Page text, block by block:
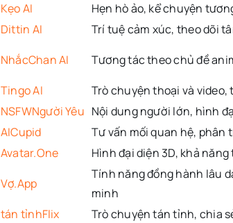
Kẹo AI Hẹn hò ảo, kể chuyện
Dittin AI Trí tuệ cảm xúc, theo dõi
NhắcChan AI Tương tác theo chủ đề
Tingo AI Trò chuyện thoại và
NSFWNgười Yêu Nội dung người lớn, hình
AICupid Tư vấn mối quan hệ,
Avatar.One Hình đại diện 3D, khả
Vợ.App
Tính năng đồng hành lâu
minh
tán tỉnhFlix Trò chuyện tán tỉnh, chia